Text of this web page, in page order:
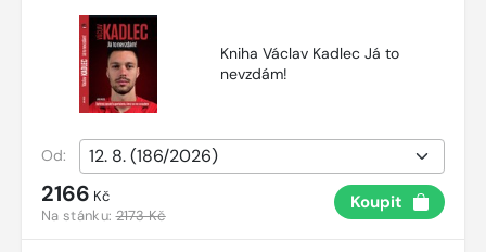
Kniha Václav Kadlec Já to
nevzdám!
Od:
2166 Kč
Na stánku:2173 Kč
Koupit